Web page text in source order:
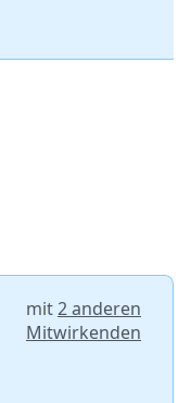
mit2 anderen
Mitwirkenden